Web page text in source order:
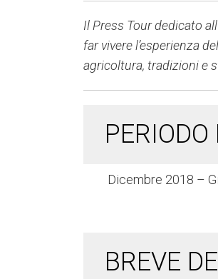
Il Press Tour dedicato
far vivere l’esperienza
agricoltura, tradizioni e
Dicembre 2018 –
BREVE